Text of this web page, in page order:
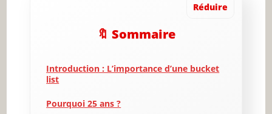
Réduire
🔖 Sommaire
Introduction : L’importance d’une bucket
list
Pourquoi 25 ans ?